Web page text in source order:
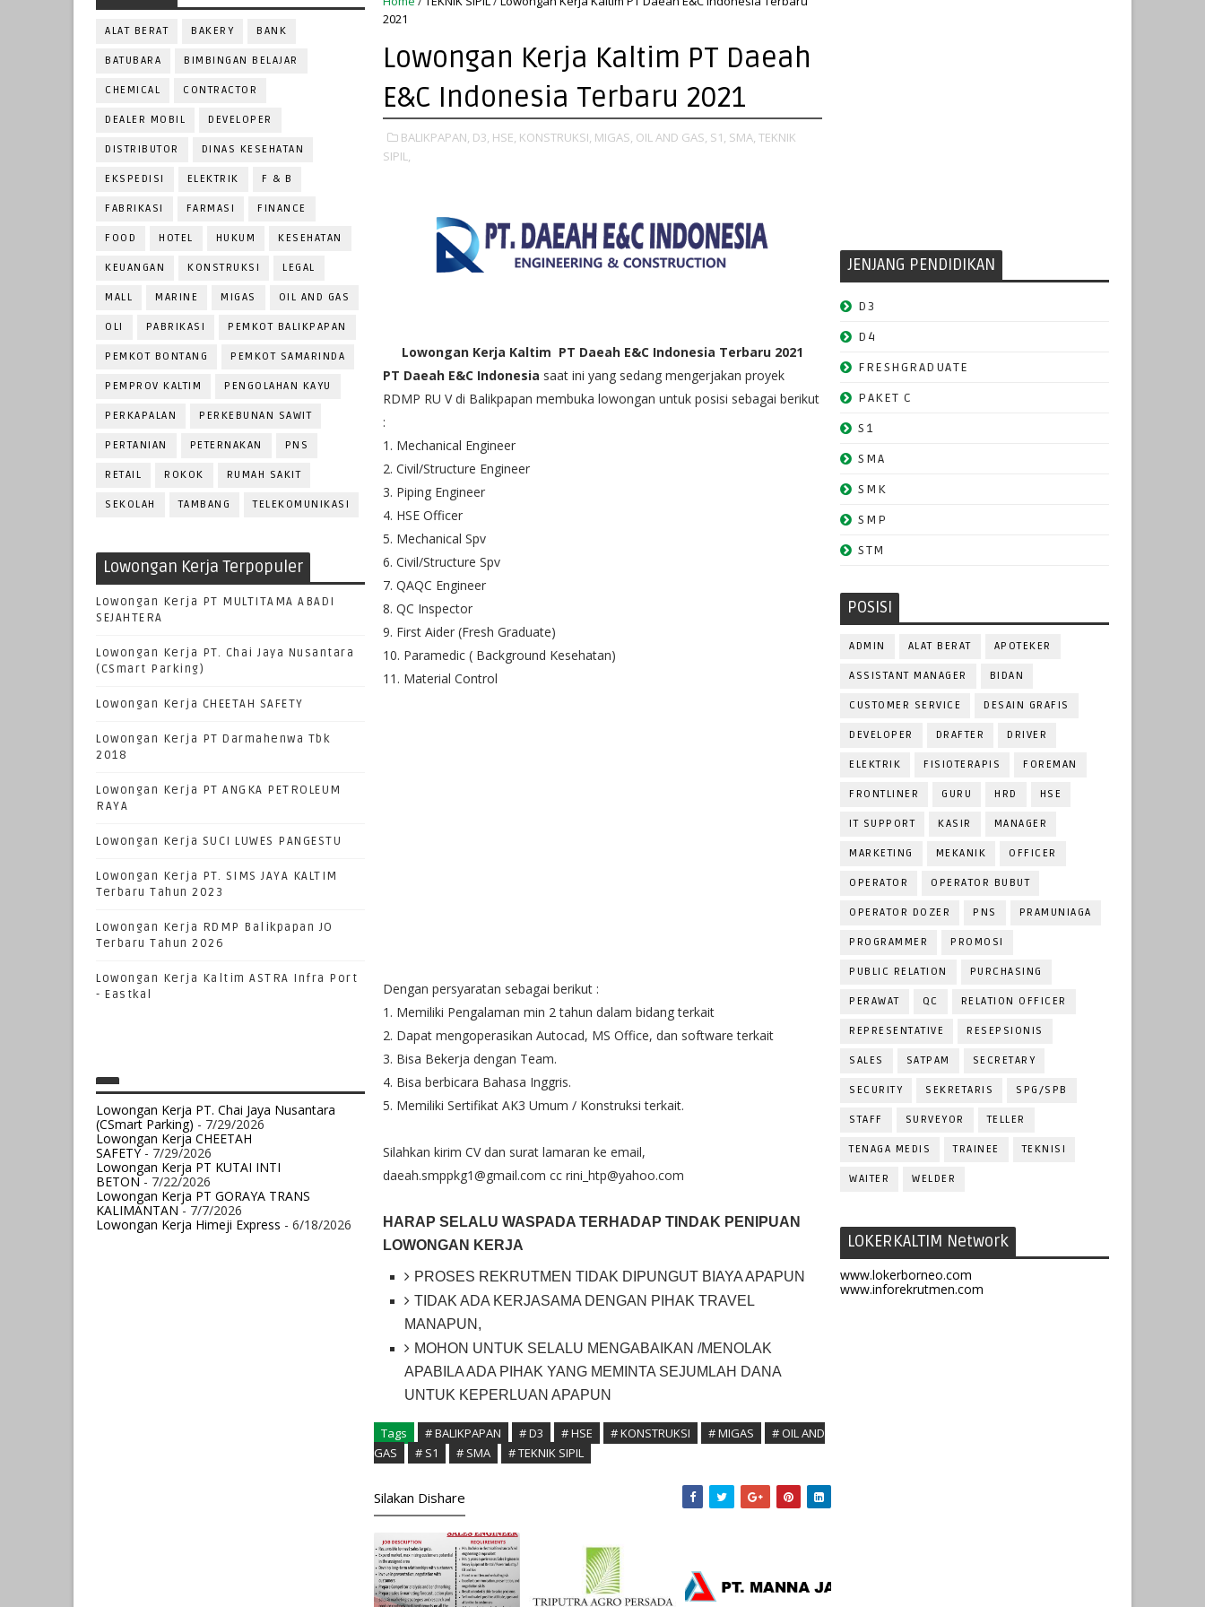
ALAT BERAT BAKERY BANK
BATUBARA BIMBINGAN BELAJAR
CHEMICAL CONTRACTOR
DEALER MOBIL DEVELOPER
DISTRIBUTOR DINAS KESEHATAN
EKSPEDISI ELEKTRIK F & B
FABRIKASI FARMASI FINANCE
FOOD HOTEL HUKUM KESEHATAN
KEUANGAN KONSTRUKSI LEGAL
MALL MARINE MIGAS OIL AND GAS
OLI PABRIKASI PEMKOT BALIKPAPAN
PEMKOT BONTANG PEMKOT SAMARINDA
PEMPROV KALTIM PENGOLAHAN KAYU
PERKAPALAN PERKEBUNAN SAWIT
PERTANIAN PETERNAKAN PNS
RETAIL ROKOK RUMAH SAKIT
SEKOLAH TAMBANG TELEKOMUNIKASI
Lowongan Kerja Terpopuler
Lowongan Kerja PT MULTITAMA ABADI
SEJAHTERA
Lowongan Kerja PT. Chai Jaya Nusantara
(CSmart Parking)
Lowongan Kerja CHEETAH SAFETY
Lowongan Kerja PT Darmahenwa Tbk
2018
Lowongan Kerja PT ANGKA PETROLEUM
RAYA
Lowongan Kerja SUCI LUWES PANGESTU
Lowongan Kerja PT. SIMS JAYA KALTIM
Terbaru Tahun 2023
Lowongan Kerja RDMP Balikpapan JO
Terbaru Tahun 2026
Lowongan Kerja Kaltim ASTRA Infra Port
- Eastkal
Lowongan Kerja PT. Chai Jaya Nusantara
(CSmart Parking) - 7/29/2026
Lowongan Kerja CHEETAH
SAFETY- 7/29/2026
Lowongan Kerja PT KUTAI INTI
BETON- 7/22/2026
Lowongan Kerja PT GORAYA TRANS
KALIMANTAN- 7/7/2026
Lowongan Kerja Himeji Express - 6/18/2026
2021
Lowongan Kerja Kaltim PT Daeah
E&C Indonesia Terbaru 2021
BALIKPAPAN, D3, HSE, KONSTRUKSI, MIGAS, OIL AND GAS, S1, SMA, TEKNIK
SIPIL,
Lowongan Kerja Kaltim PT Daeah E&C Indonesia Terbaru 2021
PT Daeah E&C Indonesia saat ini yang sedang mengerjakan proyek
RDMP RU V di Balikpapan membuka lowongan untuk posisi sebagai berikut
:
1. Mechanical Engineer
2. Civil/Structure Engineer
3. Piping Engineer
4. HSE Officer
5. Mechanical Spv
6. Civil/Structure Spv
7. QAQC Engineer
8. QC Inspector
9. First Aider (Fresh Graduate)
10. Paramedic ( Background Kesehatan)
11. Material Control
Dengan persyaratan sebagai berikut :
1. Memiliki Pengalaman min 2 tahun dalam bidang terkait
2. Dapat mengoperasikan Autocad, MS Office, dan software terkait
3. Bisa Bekerja dengan Team.
4. Bisa berbicara Bahasa Inggris.
5. Memiliki Sertifikat AK3 Umum / Konstruksi terkait.
Silahkan kirim CV dan surat lamaran ke email,
daeah.smppkg1@gmail.com cc rini_htp@yahoo.com
HARAP SELALU WASPADA TERHADAP TINDAK PENIPUAN
LOWONGAN KERJA
PROSES REKRUTMEN TIDAK DIPUNGUT BIAYA APAPUN
TIDAK ADA KERJASAMA DENGAN PIHAK TRAVEL
MANAPUN,
MOHON UNTUK SELALU MENGABAIKAN /MENOLAK
APABILA ADA PIHAK YANG MEMINTA SEJUMLAH DANA
UNTUK KEPERLUAN APAPUN
Tags # BALIKPAPAN # D3 # HSE # KONSTRUKSI # MIGAS
# OIL AND
GAS
# S1 # SMA # TEKNIK SIPIL
Silakan Dishare
JENJANG PENDIDIKAN
D3
D4
FRESHGRADUATE
PAKET C
S1
SMA
SMK
SMP
STM
POSISI
ADMIN ALAT BERAT APOTEKER
ASSISTANT MANAGER BIDAN
CUSTOMER SERVICE DESAIN GRAFIS
DEVELOPER DRAFTER DRIVER
ELEKTRIK FISIOTERAPIS FOREMAN
FRONTLINER GURU HRD HSE
IT SUPPORT KASIR MANAGER
MARKETING MEKANIK OFFICER
OPERATOR OPERATOR BUBUT
OPERATOR DOZER PNS PRAMUNIAGA
PROGRAMMER PROMOSI
PUBLIC RELATION PURCHASING
PERAWAT QC RELATION OFFICER
REPRESENTATIVE RESEPSIONIS
SALES SATPAM SECRETARY
SECURITY SEKRETARIS SPG/SPB
STAFF SURVEYOR TELLER
TENAGA MEDIS TRAINEE TEKNISI
WAITER WELDER
LOKERKALTIM Network
www.lokerborneo.com
www.inforekrutmen.com